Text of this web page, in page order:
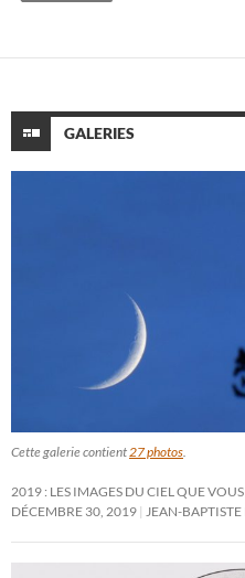
GALERIES
Cette galerie contient27 photos.
2019 : LES IMAGES DU CIEL QUE
DÉCEMBRE 30, 2019 JEAN-